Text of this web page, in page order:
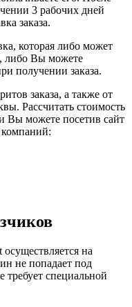
3 рабочих дней
заказа.
которая либо может
либо Вы можете
получении заказа.
заказа, а также от
Рассчитать стоимость
Вы можете посетив сайт
на
не попадает под
требует специальной